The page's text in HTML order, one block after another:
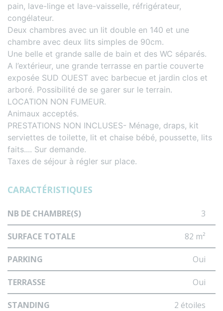
pain, lave-linge et lave-vaisselle, réfrigérateur,
congélateur.
Deux chambres avec un lit double en 140 et une
chambre avec deux lits simples de 90cm.
Une belle et grande salle de bain et des WC séparés.
A l’extérieur, une grande terrasse en partie couverte
exposée SUD OUEST avec barbecue et jardin clos et
arboré. Possibilité de se garer sur le terrain.
LOCATION NON FUMEUR.
Animaux acceptés.
PRESTATIONS NON INCLUSES- Ménage, draps, kit
serviettes de toilette, lit et chaise bébé, poussette, lits
faits.... Sur demande.
Taxes de séjour à régler sur place.
CARACTÉRISTIQUES
NB DE CHAMBRE(S) 3
SURFACE TOTALE 82 m²
PARKING Oui
TERRASSE Oui
STANDING 2 étoiles